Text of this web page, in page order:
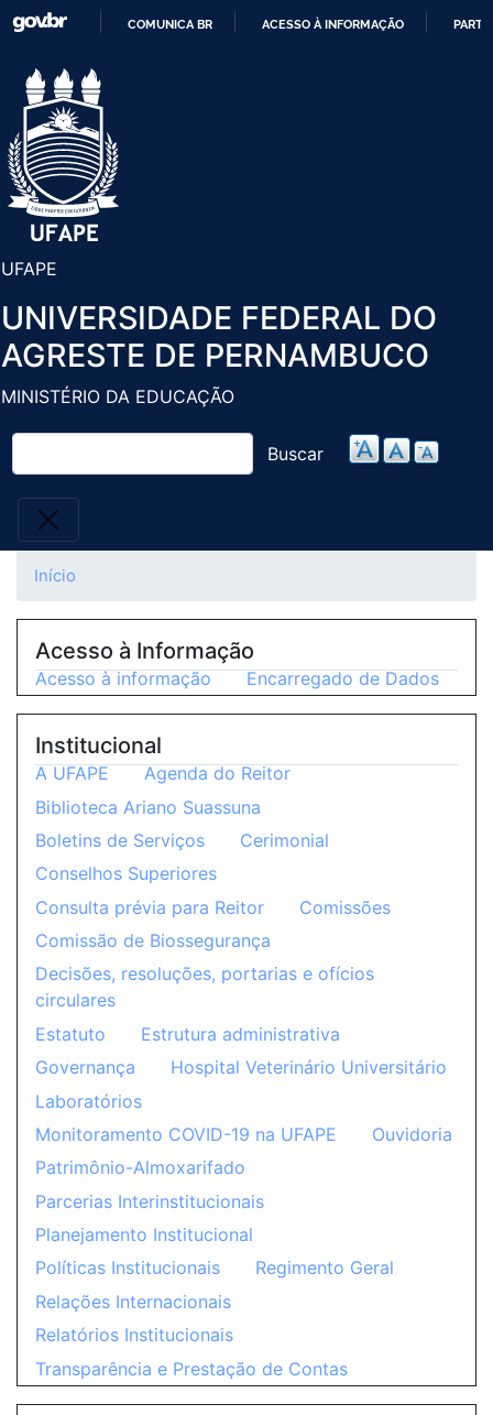
Pular
COMUNICA BR ACESSO À INFORMAÇÃO
UFAPE
UNIVERSIDADE FEDERAL DO
AGRESTE DE PERNAMBUCO
MINISTÉRIO DA EDUCAÇÃO
Buscar
Início
Acesso à Informação
Acesso à informação Encarregado de Dados
Institucional
A UFAPE
Agenda do Reitor
Biblioteca Ariano Suassuna
Boletins de Serviços
Cerimonial
Conselhos Superiores
Consulta prévia para Reitor
Comissões
Comissão de Biossegurança
Decisões, resoluções, portarias e ofícios
circulares
Estatuto
Estrutura administrativa
Governança
Hospital Veterinário Universitário
Laboratórios
Monitoramento COVID-19 na UFAPE
Ouvidoria
Patrimônio-Almoxarifado
Parcerias Interinstitucionais
Planejamento Institucional
Políticas Institucionais
Regimento Geral
Relações Internacionais
Relatórios Institucionais
Transparência e Prestação de Contas